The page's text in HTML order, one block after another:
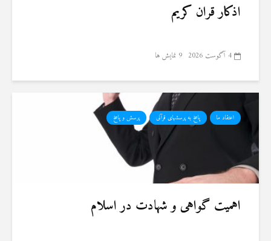
اذکار قران کریم
4 آگوست 2026 9 نمایش ها
اعتقاد ما پاسخ به پرسشهای قرآنی پرسش و پاسخ
اهمیت گواهی و شهادت در اسلام